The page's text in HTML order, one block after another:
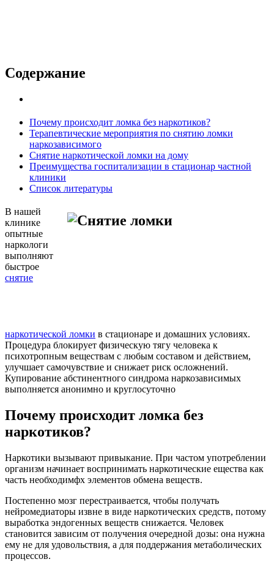
Содержание
Почему происходит ломка без наркотиков?
Терапевтические мероприятия по снятию ломки
наркозависимого
Снятие наркотической ломки на дому
Преимущества госпитализации в стационар частной
клиники
Список литературы
В нашей
клинике
опытные
наркологи
выполняют
быстрое
снятие
наркотической ломки в стационаре и домашних условиях.
Процедура блокирует физическую тягу человека к
психотропным веществам с любым составом и действием,
улучшает самочувствие и снижает риск осложнений.
Купирование абстинентного синдрома наркозависимых
выполняется анонимно и круглосуточно
Почему происходит ломка без
наркотиков?
Наркотики вызывают привыкание. При частом употреблении
организм начинает воспринимать наркотические ещества как
часть необходимфх элементов обмена веществ.
Постепенно мозг перестраивается, чтобы получать
нейромедиаторы извне в виде наркотических средств, потому
выработка эндогенных веществ снижается. Человек
становится зависим от получения очередной дозы: она нужна
ему не для удовольствия, а для поддержания метаболических
процессов.